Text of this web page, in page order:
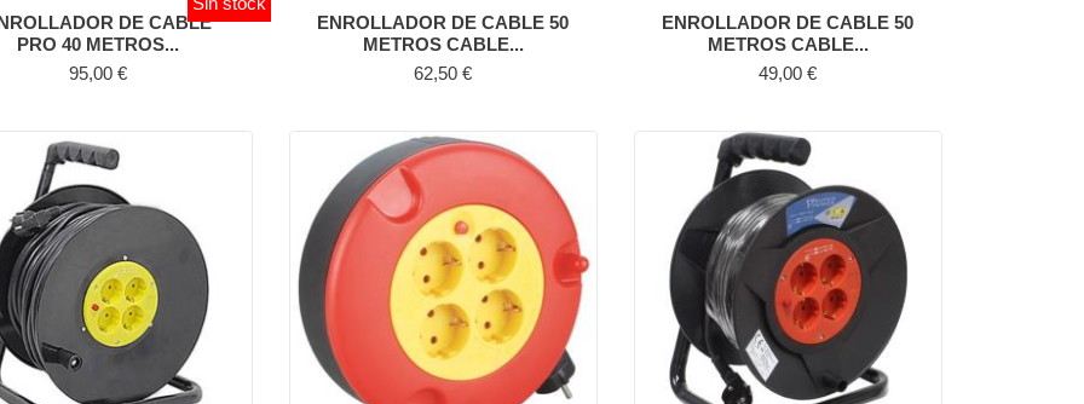
DE CABLE
PRO 40 METROS...
Precio
95,00 €
ENROLLADOR DE CABLE 50
METROS CABLE...
Precio
62,50 €
ENROLLADOR DE CABLE 50
METROS CABLE...
Precio
49,00 €